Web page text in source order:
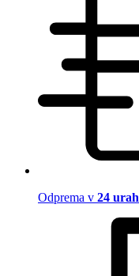
Odprema v 24 urah